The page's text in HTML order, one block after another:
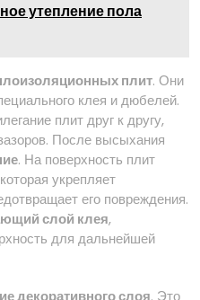
утепление пола
плит. Они
клея и дюбелей.
плит друг к другу,
После высыхания
. На поверхность плит
укрепляет
его повреждения.
слой клея,
для дальнейшей
декоративного слоя. Это